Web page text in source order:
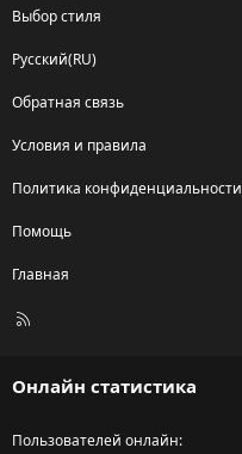
Выбор стиля
Русский(RU)
Обратная связь
Условия и правила
Политика конфиденциальности
Помощь
Главная
R
Онлайн статистика
Пользователей онлайн